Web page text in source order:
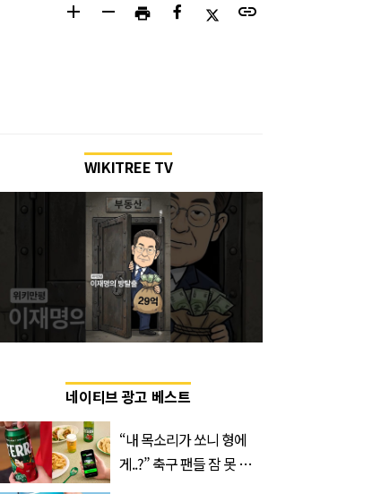
add remove print link
WIKITREE TV
네이티브 광고 베스트
“내 목소리가 쏘니 형에
게..?” 축구 팬들 잠 못 들